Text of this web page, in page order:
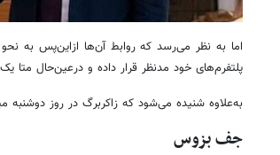
اما به نظر می‌رسد که روابط آن‌ها ازاین‌پس به
پلتفرم‌های خود مدنظر قرار داده و درعین‌حال
به‌علاوه شنیده می‌شود که زاکربرگ در روز
جف بزوس